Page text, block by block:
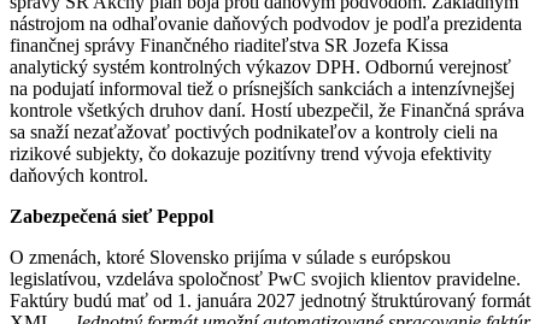
nástrojom na odhaľovanie daňových podvodov je podľa prezidenta
finančnej správy Finančného riaditeľstva SR Jozefa Kissa
analytický systém kontrolných výkazov DPH. Odbornú verejnosť
na podujatí informoval tiež o prísnejších sankciách a intenzívnejšej
kontrole všetkých druhov daní. Hostí ubezpečil, že Finančná správa
sa snaží nezaťažovať poctivých podnikateľov a kontroly cieli na
rizikové subjekty, čo dokazuje pozitívny trend vývoja efektivity
daňových kontrol.
Zabezpečená sieť Peppol
O zmenách, ktoré Slovensko prijíma v súlade s európskou
legislatívou, vzdeláva spoločnosť PwC svojich klientov pravidelne.
Faktúry budú mať od 1. januára 2027 jednotný štruktúrovaný formát